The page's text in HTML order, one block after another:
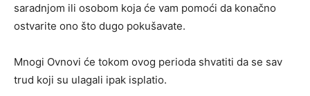
saradnjom ili osobom koja će vam pomoći da konačno
ostvarite ono što dugo pokušavate.
Mnogi Ovnovi će tokom ovog perioda shvatiti da se sav
trud koji su ulagali ipak isplatio.